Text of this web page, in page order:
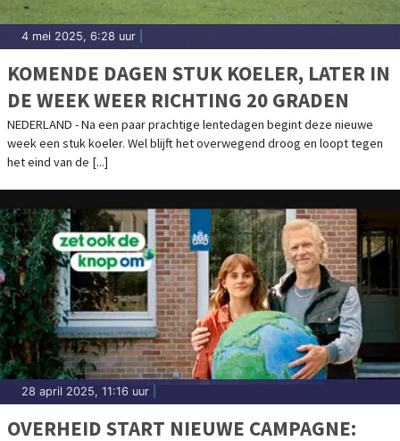
4 mei 2025, 6:28 uur
KOMENDE DAGEN STUK KOELER, LATER IN
DE WEEK WEER RICHTING 20 GRADEN
NEDERLAND - Na een paar prachtige lentedagen begint deze nieuwe
week een stuk koeler. Wel blijft het overwegend droog en loopt tegen
het eind van de [...]
28 april 2025, 11:16 uur
OVERHEID START NIEUWE CAMPAGNE: